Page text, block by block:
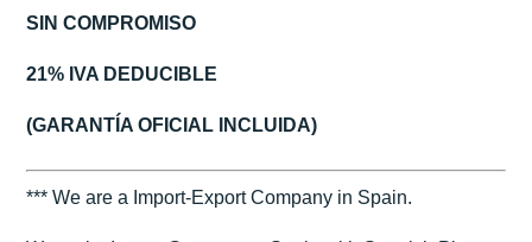
SIN COMPROMISO
21% IVA DEDUCIBLE
(GARANTÍA OFICIAL INCLUIDA)
*** We are a Import-Export Company in Spain.